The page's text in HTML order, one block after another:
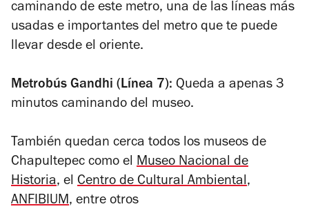
caminando de este metro, una de las líneas más
usadas e importantes del metro que te puede
llevar desde el oriente.
Metrobús Gandhi (Línea 7): Queda a apenas 3
minutos caminando del museo.
También quedan cerca todos los museos de
Chapultepec como el Museo Nacional de
Historia, el Centro de Cultural Ambiental,
ANFIBIUM, entre otros